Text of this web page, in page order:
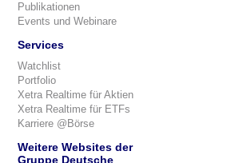
Publikationen
Events und Webinare
Services
Watchlist
Portfolio
Xetra Realtime für Aktien
Xetra Realtime für ETFs
Karriere @Börse
Weitere Websites der
Gruppe Deutsche